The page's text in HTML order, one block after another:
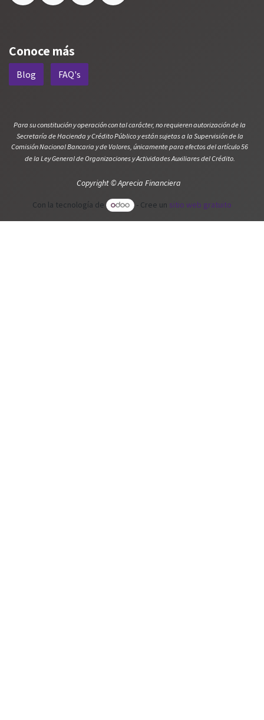
Conoce más
Blog FAQ's
Para su constitución y operación con tal carácter, no requieren autorización de la
Secretaría de Hacienda y Crédito Público y están sujetas a la Supervisión de la
Comisión Nacional Bancaria y de Valores, únicamente para efectos del artículo 56
de la Ley General de Organizaciones y Actividades Auxiliares del Crédito.
Copyright © Aprecia Financiera
Con la tecnología de - Cree un sitio web gratuito